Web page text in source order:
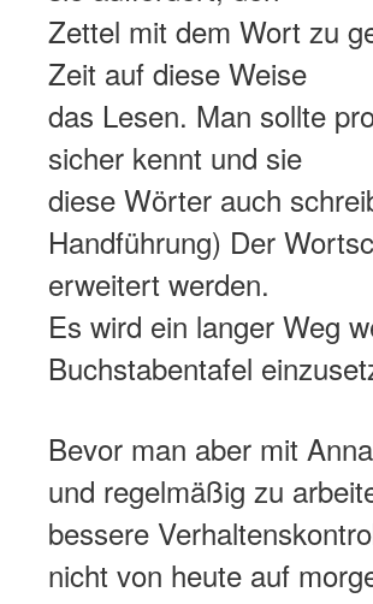
Zettel mit dem Wort zu
Zeit auf diese Weise
das Lesen. Man sollte
sicher kennt und sie
diese Wörter auch
Handführung) Der
erweitert werden.
Es wird ein langer Weg
Buchstabentafel
Bevor man aber mit
und regelmäßig zu
bessere
nicht von heute auf